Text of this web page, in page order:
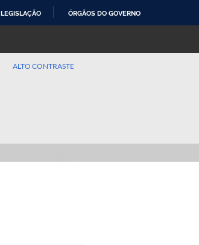
LEGISLAÇÃO ÓRGÃOS DO GOVERNO
ALTO CONTRASTE